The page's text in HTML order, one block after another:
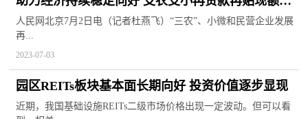
增加2000亿元
人民网北京7月2日电（记者杜燕飞）“三农”、小微和民营企业发展
再...
2023-07-03
园区REITs板块基本面长期向好 投资价值逐步显现
近期，我国基础设施REITs二级市场价格出现一定波动。但可以看